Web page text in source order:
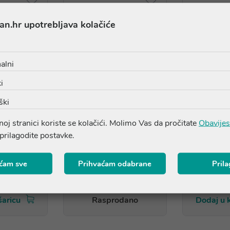
tlakomjer
€
OMRON M3 Comfort
100,90 €
Rasprodano Dodaj u
upotrebljava kolačiće
stranici koriste se kolačići. Molimo Vas da pročitate
postavke.
sve Prihvaćam odabrane